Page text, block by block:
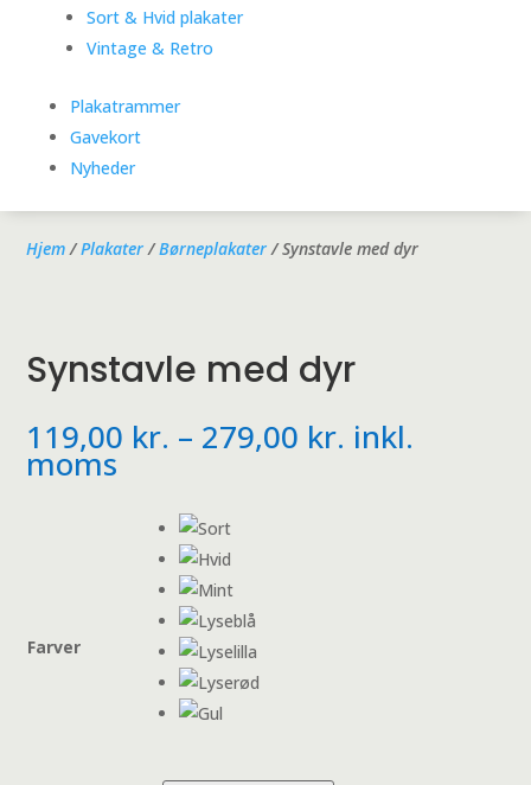
Sort & Hvid plakater
Vintage & Retro
Plakatrammer
Gavekort
Nyheder
Hjem/Plakater/Børneplakater/ Synstavle med dyr
Synstavle med dyr
119,00 kr. – 279,00 kr. Prisinterval:
119,00 kr.
inkl.
moms
Farver